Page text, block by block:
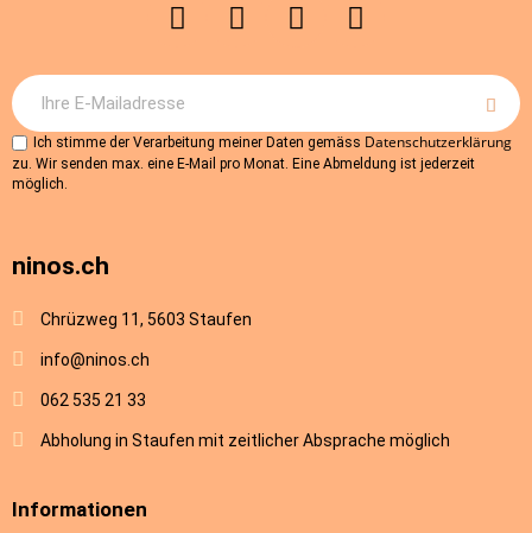
Ich stimme der Verarbeitung meiner Daten gemäss Datenschutzerklärung
zu. Wir senden max. eine E-Mail pro Monat. Eine Abmeldung ist jederzeit
möglich.
ninos.ch
Chrüzweg 11, 5603 Staufen
info@ninos.ch
062 535 21 33
Abholung in Staufen mit zeitlicher Absprache möglich
Informationen